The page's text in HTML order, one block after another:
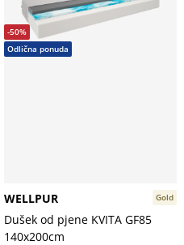
-50%
Odlična ponuda
Gold
WELLPUR
Dušek od pjene KVITA GF85
140x200cm